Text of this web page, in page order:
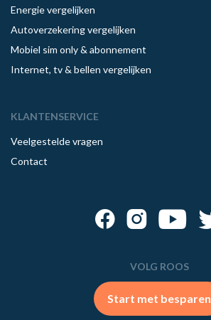
Energie vergelijken
Autoverzekering vergelijken
Mobiel sim only & abonnement
Internet, tv & bellen vergelijken
KLANTENSERVICE
Veelgestelde vragen
Contact
VOLG ROOS
Start met besparen